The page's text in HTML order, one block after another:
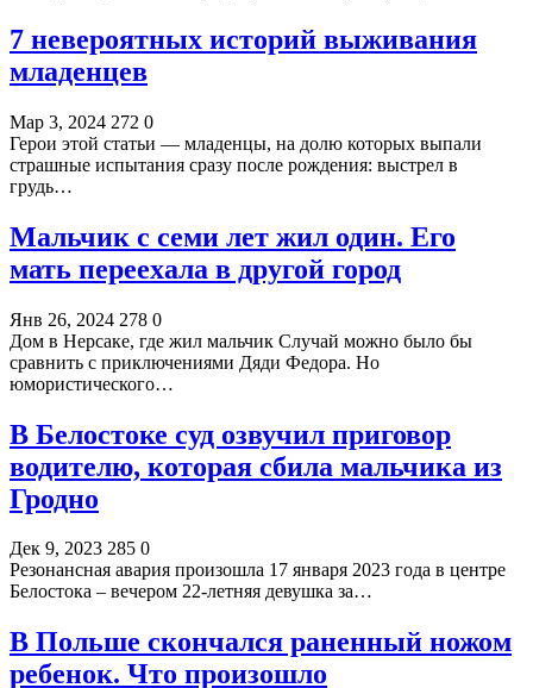
7 невероятных историй выживания
младенцев
Мар 3, 2024 272 0
Герои этой статьи — младенцы, на долю которых выпали
страшные испытания сразу после рождения: выстрел в
грудь…
Мальчик с семи лет жил один. Его
мать переехала в другой город
Янв 26, 2024 278 0
Дом в Нерсаке, где жил мальчик Случай можно было бы
сравнить с приключениями Дяди Федора. Но
юмористического…
В Белостоке суд озвучил приговор
водителю, которая сбила мальчика из
Гродно
Дек 9, 2023 285 0
Резонансная авария произошла 17 января 2023 года в центре
Белостока – вечером 22-летняя девушка за…
В Польше скончался раненный ножом
ребенок. Что произошло